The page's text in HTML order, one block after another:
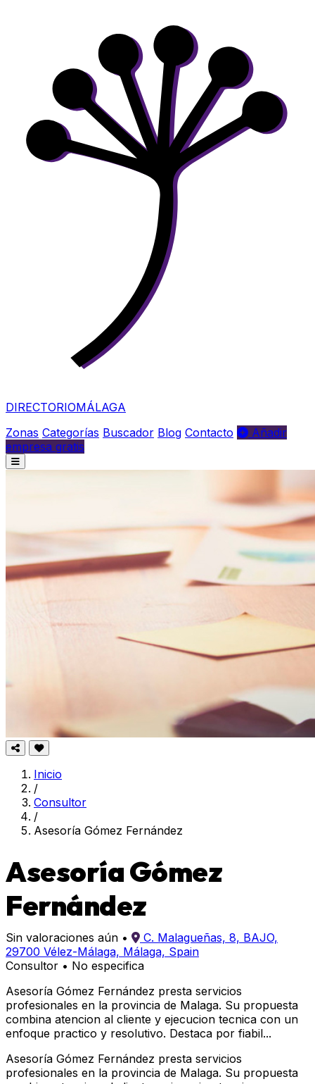
DIRECTORIOMÁLAGA
Zonas Categorías Buscador Blog Contacto
Añadir
empresa gratis
Inicio
/
Consultor
/
Asesoría Gómez Fernández
Asesoría Gómez
Fernández
Sin valoraciones aún •
C. Malagueñas, 8, BAJO,
29700 Vélez-Málaga, Málaga, Spain
Consultor • No especifica
Asesoría Gómez Fernández presta servicios
profesionales en la provincia de Malaga. Su propuesta
combina atencion al cliente y ejecucion tecnica con un
enfoque practico y resolutivo. Destaca por fiabil...
Asesoría Gómez Fernández presta servicios
profesionales en la provincia de Malaga. Su propuesta